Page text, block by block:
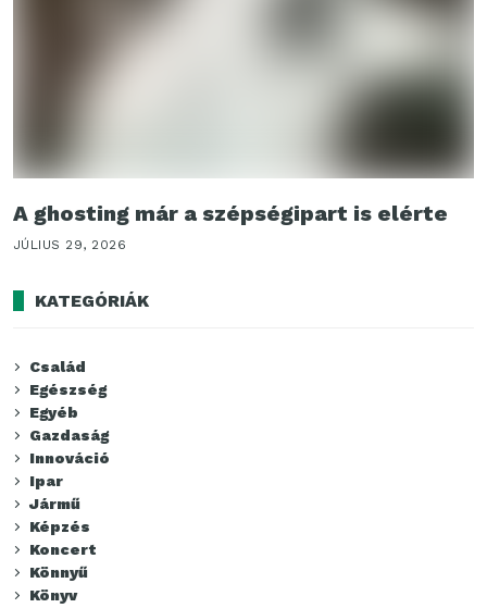
A ghosting már a szépségipart is elérte
JÚLIUS 29, 2026
KATEGÓRIÁK
Család
Egészség
Egyéb
Gazdaság
Innováció
Ipar
Jármű
Képzés
Koncert
Könnyű
Könyv